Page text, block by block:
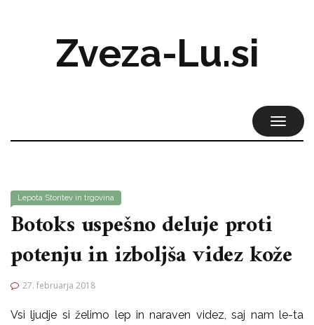
Zveza-Lu.si
Lepota Storitev in trgovina
Botoks uspešno deluje proti
potenju in izboljša videz kože
27. februarja 2018
Vsi ljudje si želimo lep in naraven videz, saj nam le-ta